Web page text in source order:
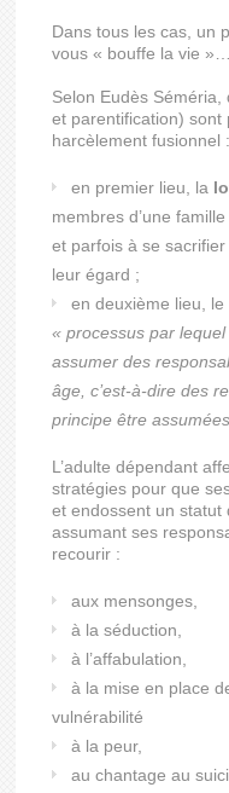
Dans tous les cas, un
vous « bouffe la vie »….
Selon Eudès
et parentification) sont
harcèlement fusionnel :
en premier lieu, la
membres d’une
et parfois à se
leur égard ;
en deuxième lieu,
« processus par
assumer des
âge, c’est-à-dire des
principe être
L’adulte dépendant
stratégies pour que
et endossent un statut
assumant ses
recourir :
aux mensonges,
à la séduction,
à l’affabulation,
à la mise en place
vulnérabilité
à la peur,
au chantage au